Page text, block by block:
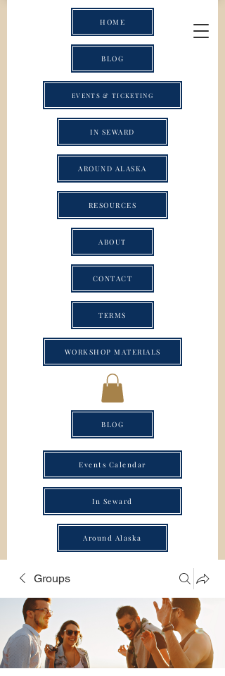
Events Calendar
In Seward
Around Alaska
BLOG
HOME
BLOG
IN SEWARD
AROUND ALASKA
RESOURCES
ABOUT
CONTACT
TERMS
WORKSHOP MATERIALS
EVENTS & TICKETING
Groups